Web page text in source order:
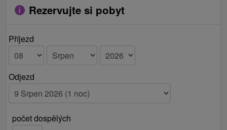
Rezervujte si pobyt
Příjezd
Odjezd
počet dospělých